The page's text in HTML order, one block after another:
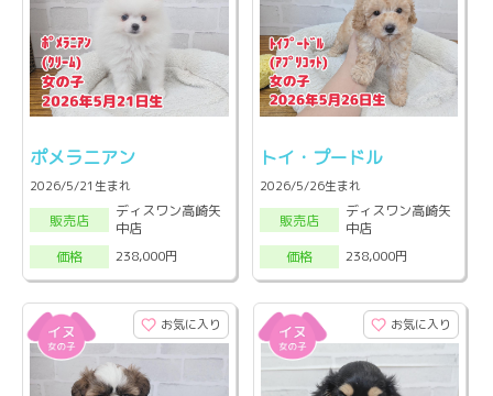
ポメラニアン
2026/5/21生まれ
販売店
ディスワン高崎矢
中店
価格
238,000円
トイ・プードル
2026/5/26生まれ
販売店
ディスワン高崎矢
中店
価格
238,000円
お気に入り お気に入り